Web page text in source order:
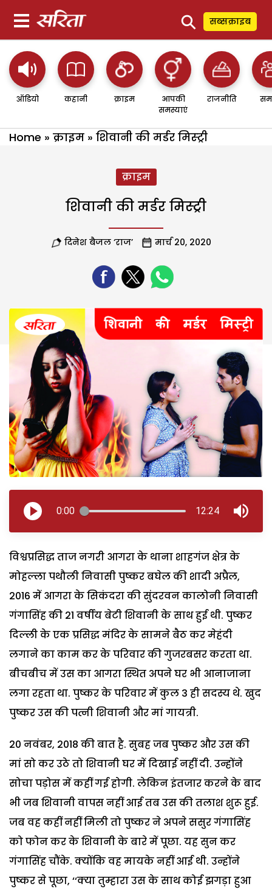
⚲ सब्सक्राइब
ऑडियो कहानी क्राइम
आपकी
समस्याएं
राजनीति
Home » क्राइम » शिवानी की मर्डर मिस्ट्री
क्राइम
शिवानी की मर्डर मिस्ट्री
दिनेश बैजल ‘राज’ मार्च 20, 2020
0:00 12:24
विश्वप्रसिद्ध ताज नगरी आगरा के थाना शाहगंज क्षेत्र के
मोहल्ला पथौली निवासी पुष्कर बघेल की शादी अप्रैल,
2016 में आगरा के सिकंदरा की सुंदरवन कालोनी निवासी
गंगासिंह की 21 वर्षीय बेटी शिवानी के साथ हुई थी. पुष्कर
दिल्ली के एक प्रसिद्ध मंदिर के सामने बैठ कर मेहंदी
लगाने का काम कर के परिवार की गुजरबसर करता था.
बीचबीच में उस का आगरा स्थित अपने घर भी आनाजाना
लगा रहता था. पुष्कर के परिवार में कुल 3 ही सदस्य थे. खुद
पुष्कर उस की पत्नी शिवानी और मां गायत्री.
20 नवंबर, 2018 की बात है. सुबह जब पुष्कर और उस की
मां सो कर उठे तो शिवानी घर में दिखाई नहीं दी. उन्होंने
सोचा पड़ोस में कहीं गई होगी. लेकिन इंतजार करने के बाद
भी जब शिवानी वापस नहीं आई तब उस की तलाश शुरू हुई.
जब वह कहीं नहीं मिली तो पुष्कर ने अपने ससुर गंगासिंह
को फोन कर के शिवानी के बारे में पूछा. यह सुन कर
गंगासिंह चौंके. क्योंकि वह मायके नहीं आई थी. उन्होंने
पुष्कर से पूछा, ‘‘क्या तुम्हारा उस के साथ कोई झगड़ा हुआ